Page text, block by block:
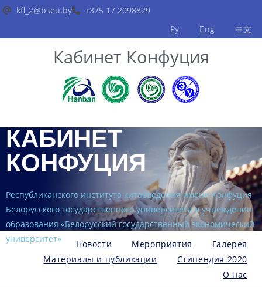
kfl_2@bseu.by
+375 17 2098829
Ру
Eng 中文
Кабинет Конфуция
КАБИНЕТ
КОНФУЦИЯ
Республиканского института китаеведения имени Конфуция
Белорусского государственного университета в учреждении
образования «Белорусский государственный экономический
университет»
Новости Мероприятия
Галерея
Материалы и публикации
Стипендия 2020
О нас